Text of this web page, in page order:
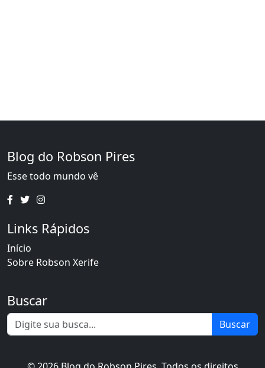
Blog do Robson Pires
Esse todo mundo vê
Links Rápidos
Início
Sobre Robson Xerife
Buscar
Buscar